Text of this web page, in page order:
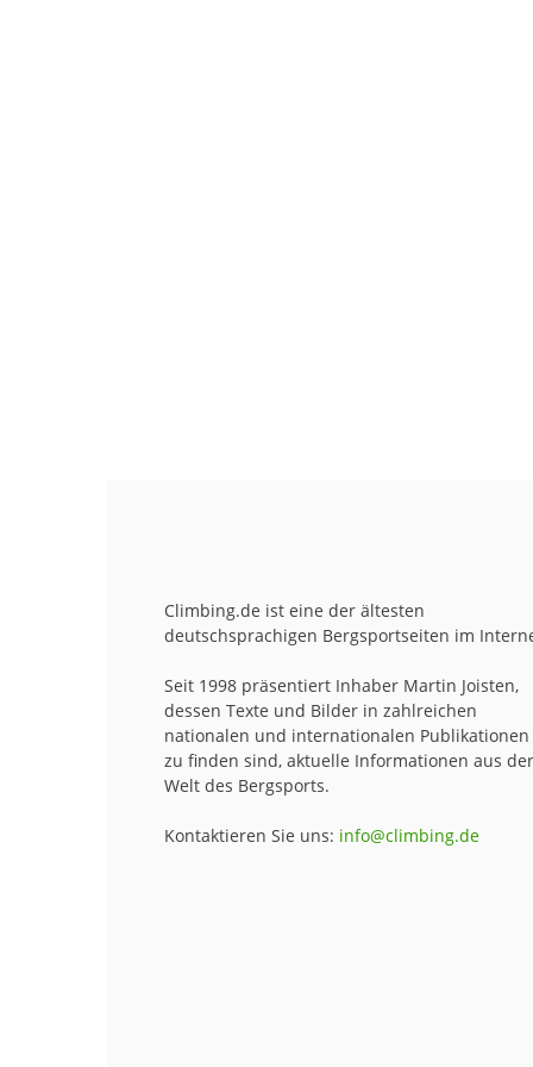
Climbing.de ist eine der ältesten
deutschsprachigen Bergsportseiten im
Seit 1998 präsentiert Inhaber Martin Joisten,
dessen Texte und Bilder in zahlreichen
nationalen und internationalen Publikationen
zu finden sind, aktuelle Informationen aus der
Welt des Bergsports.
Kontaktieren Sie uns: info@climbing.de